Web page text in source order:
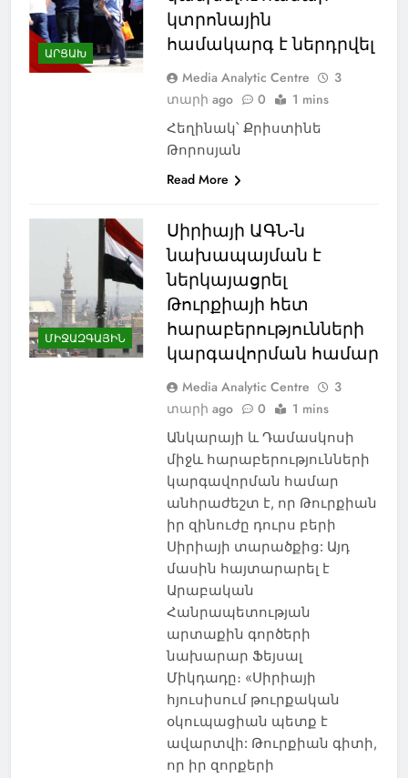
ԱՐՑԱԽ
կտրոնային
համակարգ է ներդրվել
Media Analytic Centre
3
տարի ago
0 1 mins
Հեղինակ՝ Քրիստինե
Թորոսյան
Read More
ՄԻՋԱԶԳԱՅԻՆ
Սիրիայի ԱԳՆ-ն
նախապայման է
ներկայացրել
Թուրքիայի հետ
հարաբերությունների
կարգավորման համար
Media Analytic Centre
3
տարի ago
0 1 mins
Անկարայի և Դամասկոսի
միջև հարաբերությունների
կարգավորման համար
անհրաժեշտ է, որ Թուրքիան
իր զինուժը դուրս բերի
Սիրիայի տարածքից: Այդ
մասին հայտարարել է
Արաբական
Հանրապետության
արտաքին գործերի
նախարար Ֆեյսալ
Միկդադը։ «Սիրիայի
հյուսիսում թուրքական
օկուպացիան պետք է
ավարտվի: Թուրքիան գիտի,
որ իր զորքերի